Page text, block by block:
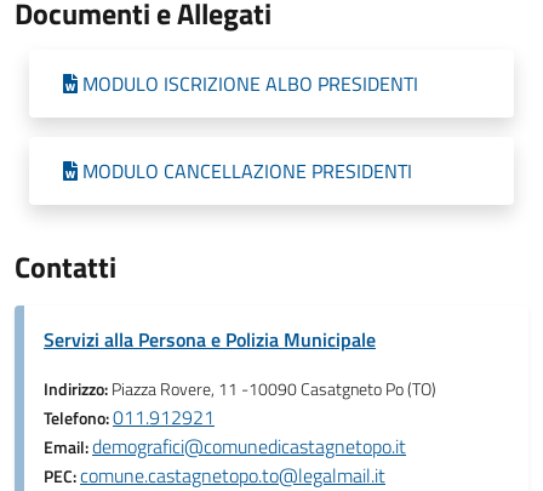
Documenti e Allegati
MODULO ISCRIZIONE ALBO PRESIDENTI
MODULO CANCELLAZIONE PRESIDENTI
Contatti
Servizi alla Persona e Polizia Municipale
Indirizzo:Piazza Rovere, 11 -10090 Casatgneto Po (TO)
Telefono:011.912921
Email:demografici@comunedicastagnetopo.it
PEC:comune.castagnetopo.to@legalmail.it